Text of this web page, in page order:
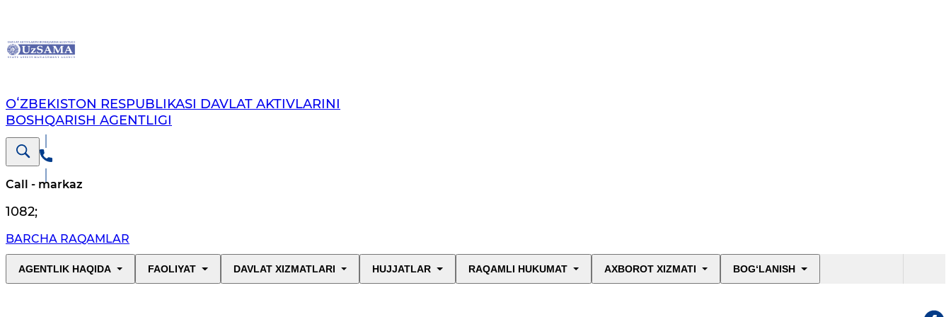
OʻZBEKISTON RESPUBLIKASI DAVLAT AKTIVLARINI
BOSHQARISH AGENTLIGI
Call - markaz
1082;
BARCHA RAQAMLAR
AGENTLIK HAQIDA FAOLIYAT DAVLAT XIZMATLARI HUJJATLAR RAQAMLI HUKUMAT AXBOROT XIZMATI BOG‘LANISH